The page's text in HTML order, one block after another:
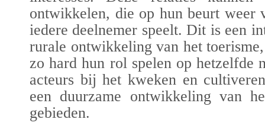
ontwikkelen, die op hun beurt weer
iedere deelnemer speelt. Dit is een
rurale ontwikkeling van het
zo hard hun rol spelen op hetzelfde
acteurs bij het kweken en
een duurzame ontwikkeling van
gebieden.